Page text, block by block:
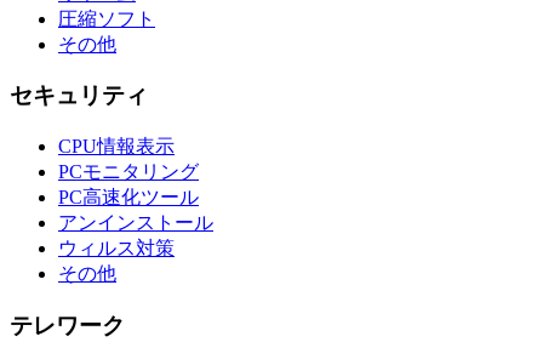
圧縮ソフト
その他
セキュリティ
CPU情報表示
PCモニタリング
PC高速化ツール
アンインストール
ウィルス対策
その他
テレワーク